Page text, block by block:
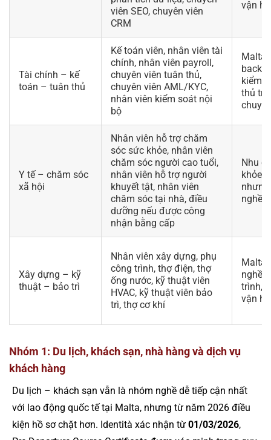
viên SEO, chuyên viên
CRM
vận
Tài chính – kế
toán – tuân thủ
Kế toán viên, nhân viên tài
chính, nhân viên payroll,
chuyên viên tuân thủ,
chuyên viên AML/KYC,
nhân viên kiểm soát nội
bộ
Malta
back-
kiểm
thủ
Y tế – chăm sóc
xã hội
Nhân viên hỗ trợ chăm
sóc sức khỏe, nhân viên
chăm sóc người cao tuổi,
nhân viên hỗ trợ người
khuyết tật, nhân viên
chăm sóc tại nhà, điều
dưỡng nếu được công
nhận bằng cấp
Nhu
khỏe
nghề
Xây dựng – kỹ
thuật – bảo trì
Nhân viên xây dựng, phụ
công trình, thợ điện, thợ
ống nước, kỹ thuật viên
HVAC, kỹ thuật viên bảo
trì, thợ cơ khí
Malta
nghề
trình,
vận
Nhóm 1: Du lịch, khách sạn, nhà hàng và dịch vụ
khách hàng
Du lịch – khách sạn vẫn là nhóm nghề dễ tiếp cận nhất
với lao động quốc tế tại Malta, nhưng từ năm 2026 điều
kiện hồ sơ chặt hơn. Identità xác nhận từ 01/03/2026,